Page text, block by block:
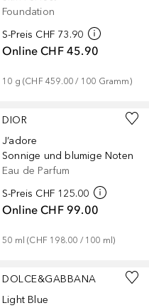
Foundation
S-Preis CHF 73.90
Online CHF 45.90
10 g (CHF 459.00 / 100 Gramm)
DIOR
J’adore
Sonnige und blumige Noten
Eau de Parfum
S-Preis CHF 125.00
Online CHF 99.00
50 ml (CHF 198.00 / 100 ml)
DOLCE&GABBANA
Light Blue